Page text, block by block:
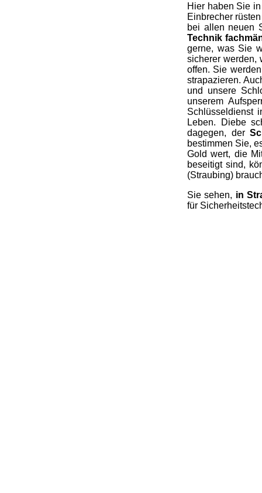
Hier haben Sie
Einbrecher
bei allen neuen
Technik
gerne, was Sie
sicherer werden,
offen. Sie
strapazieren.
und unsere
unserem
Schlüsseldienst
Leben. Diebe
dagegen, der
bestimmen Sie,
Gold wert, die
beseitigt sind,
(Straubing)
Sie sehen, in
für